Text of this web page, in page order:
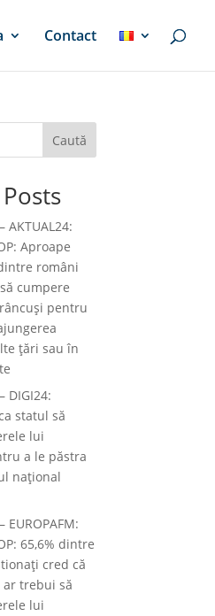
Contact
Caută
AKTUAL24:
Aproape
români
cumpere
pentru
ţări sau în
DIGI24:
statul să
lui
a le păstra
național
EUROPAFM:
65,6% dintre
cred că
trebui să
lui